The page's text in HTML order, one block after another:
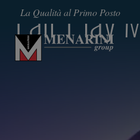
La Qualità al Primo Posto
Fair Play